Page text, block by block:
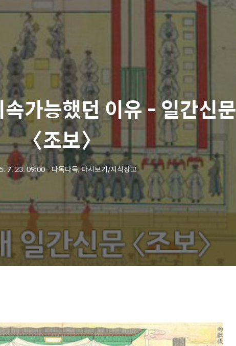
가능했던 이유 - 일간신문
〈조보〉
7. 23. 09:00ㆍ다독다독, 다시보기/지식창고